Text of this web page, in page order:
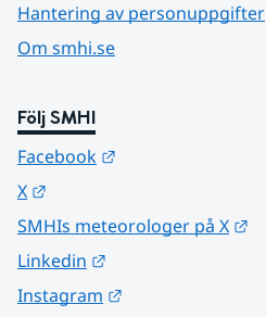
Hantering av personuppgifter
Om smhi.se
Följ SMHI
Facebook
X
SMHIs meteorologer på X
Linkedin
Instagram